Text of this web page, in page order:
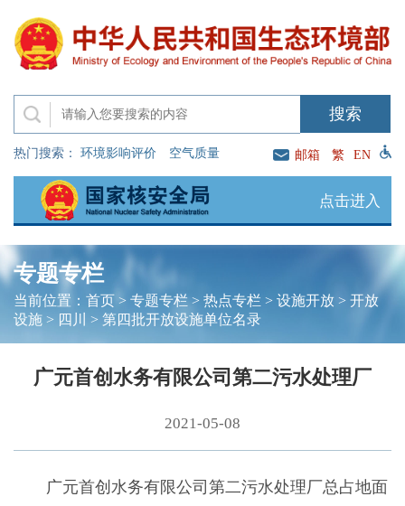
热门搜索： 环境影响评价 空气质量 邮箱 繁 EN
点击进入
专题专栏
当前位置： 首页> 专题专栏> 热点专栏 > 设施开放> 开放
设施> 四川 > 第四批开放设施单位名录
广元首创水务有限公司第二污水处理厂
2021-05-08
广元首创水务有限公司第二污水处理厂总占地面